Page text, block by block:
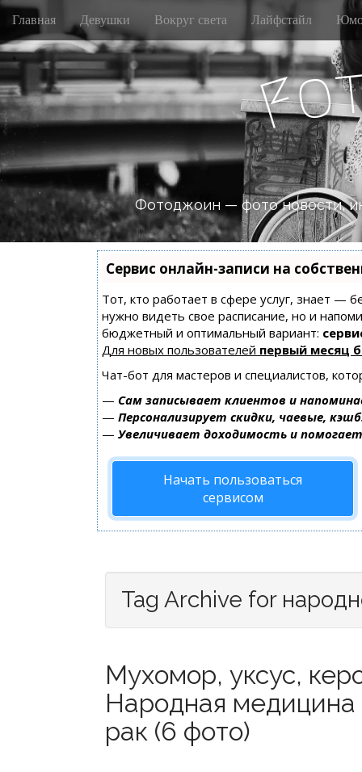
M
i
n
m
e
n
u
S
i
p
t
o
c
o
n
t
e
Главная Девушки Вокруг света Лайфстайл
Fo
Фотоджоин — фото новости,
Сервис онлайн-записи на
Тот, кто работает в сфере услуг, знает —
нужно видеть свое расписание, но и
бюджетный и оптимальный вариант:
Для новых пользователей первый месяц
Чат-бот для мастеров и специалистов,
— Сам записывает клиентов и
— Персонализирует скидки, чаевые,
— Увеличивает доходимость и
Начать пользоваться
сервисом
Tag Archive for
Мухомор, уксус,
Народная
рак (6 фото)